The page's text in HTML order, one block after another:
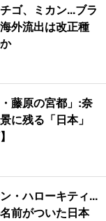
ゴ、ミカン...ブラ
外流出は改正種
藤原の宮都」:奈
に残る「日本」
・ハローキティ...
前がついた日本